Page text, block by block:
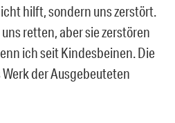
hilft, sondern uns zerstört.
retten, aber sie zerstören
ich seit Kindesbeinen. Die
der Ausgebeuteten